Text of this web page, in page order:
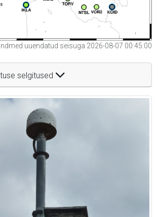
uuendatud seisuga 2026-08-07 00:45:00
selgitused